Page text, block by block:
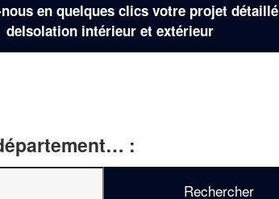
en quelques clics votre projet détaillé
deIsolation intérieur et extérieur
: